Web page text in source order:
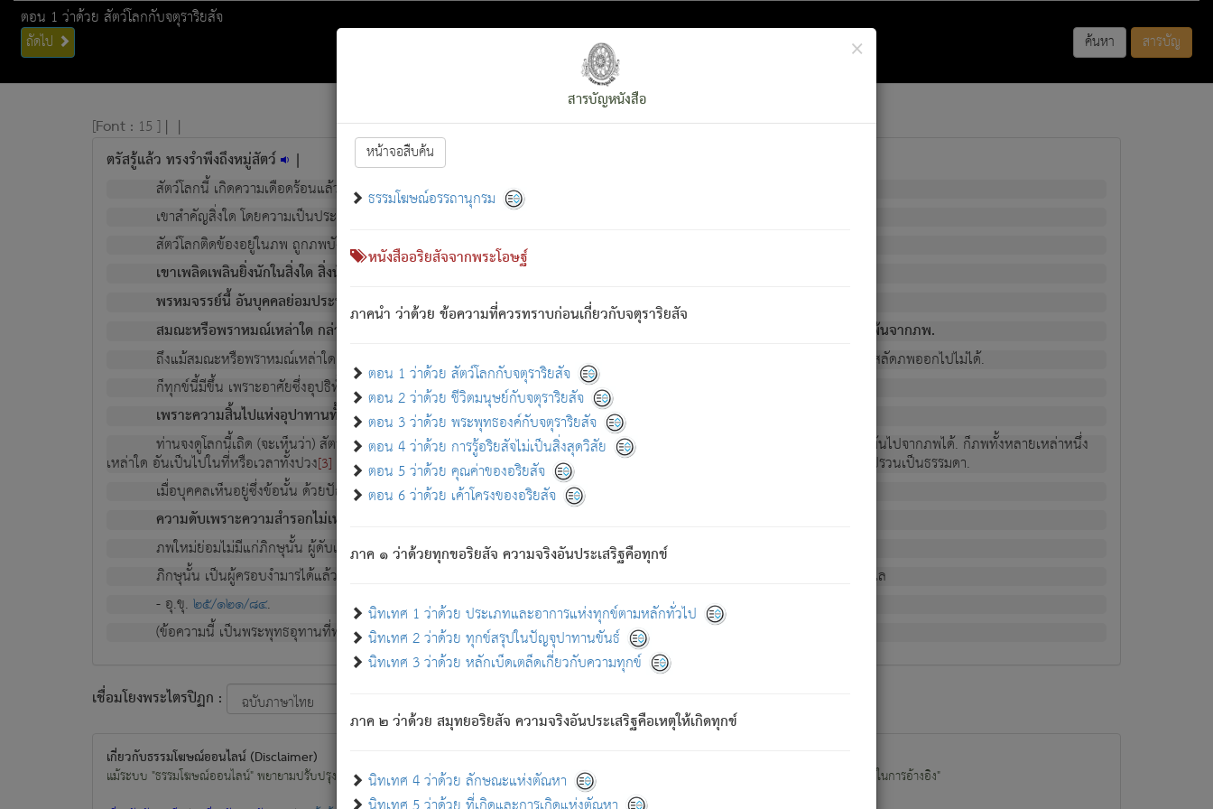
ตอน 1 ว่าด้วย สัตว์โลกกับจตุราริยสัจ
ถัดไป ค้นหา สารบัญ
×
สารบัญหนังสือ
หน้าจอสืบค้น
ธรรมโฆษณ์อรรถานุกรม
หนังสืออริยสัจจากพระโอษฐ์
ภาคนำ ว่าด้วย ข้อความที่ควรทราบก่อนเกี่ยวกับจตุราริยสัจ
ตอน 1 ว่าด้วย สัตว์โลกกับจตุราริยสัจ
ตอน 2 ว่าด้วย ชีวิตมนุษย์กับจตุราริยสัจ
ตอน 3 ว่าด้วย พระพุทธองค์กับจตุราริยสัจ
ตอน 4 ว่าด้วย การรู้อริยสัจไม่เป็นสิ่งสุดวิสัย
ตอน 5 ว่าด้วย คุณค่าของอริยสัจ
ตอน 6 ว่าด้วย เค้าโครงของอริยสัจ
ภาค ๑ ว่าด้วยทุกขอริยสัจ ความจริงอันประเสริฐคือทุกข์
นิทเทศ 1 ว่าด้วย ประเภทและอาการแห่งทุกข์ตามหลักทั่วไป
นิทเทศ 2 ว่าด้วย ทุกข์สรุปในปัญจุปาทานขันธ์
นิทเทศ 3 ว่าด้วย หลักเบ็ดเตล็ดเกี่ยวกับความทุกข์
ภาค ๒ ว่าด้วย สมุทยอริยสัจ ความจริงอันประเสริฐคือเหตุให้เกิดทุกข์
นิทเทศ 4 ว่าด้วย ลักษณะแห่งตัณหา
[Font : 15 ] | |
ตรัสรู้แล้ว ทรงรำพึงถึงหมู่สัตว์ |
สัตว์โลกนี้ เกิดความเดือดร้อนแล้ว มีผัสสะบังหน้า[1]ย่อมกล่าวซึ่งโรค (ความเสียดแทง) นั้นโดยความเป็นตัวเป็นตน
เขาสำคัญสิ่งใด โดยความเป็นประการใด แต่สิ่งนั้นย่อมเป็น (ตามที่เป็นจริง) โดยประการอื่นจากที่เขาสำคัญนั้น
สัตว์โลกติดข้องอยู่ในภพ ถูกภพบังหน้าแล้ว มีภพโดยความเป็นอย่างอื่น (จากที่มันเป็นอยู่จริง) จึงได้เพลิดเพลินยิ่งนักในภพนั้น
เขาเพลิดเพลินยิ่งนักในสิ่งใด สิ่งนั้นเป็นภัย (ที่เขาไม่รู้จัก) : เขากลัวต่อสิ่งใดสิ่งนั้นเป็นทุกข์
พรหมจรรย์นี้ อันบุคคลย่อมประพฤติ ก็เพื่อการละขาดซึ่งภพ.
สมณะหรือพราหมณ์เหล่าใด กล่าวความหลุดพ้นจากภพว่ามีได้เพราะภพ เรากล่าวว่า สมณะหรือพราหมณ์ทั้งปวงนั้น มิใช่ผู้หลดพ้นจากภพ.
ถึงแม้สมณะหรือพราหมณ์เหล่าใด กล่าวความออกไปได้จากภพ ว่ามีได้เพราะวิภพ[2]
: เรากล่าวว่า สมณะหรือพราหมณ์ทั้งปวงนั้น ก็ยังสลัดภพออกไปไม่ได้.
ก็ทุกข์นี้มีขึ้น เพราะอาศัยซึ่งอุปธิทั้งปวง.
เพราะความสิ้นไปแห่งอุปาทานทั้งปวง ความเกิดขึ้นแห่งทุกข์จึงไม่มี.
ท่านจงดูโลกนี้เถิด (จะเห็นว่า) สัตว์ทั้งหลายอันอวิชาหนาแน่นบังหนาแล้ว; และว่า สัตว์ผู้ยินดีในภพอันเป็นแล้วนั้น ย่อมไม่เป็นผู้หลุดพ้นไปจากภพได้. ก็ภพทั้งหลายเหล่าหนึ่ง
เหล่าใด อันเป็นไปในที่หรือเวลาทั้งปวง[3] เพื่อความมีแห่งประโยชน์โดยประการทั้งปวง; ภพทั้งหลายทั้งหมดนั้น ไม่เที่ยง เป็นทุกข์ มีความแปรปรวนเป็นธรรมดา.
เมื่อบุคคลเห็นอยู่ซึ่งข้อนั้น ด้วยปัญญาอันชอบตามที่เป็นจริงอย่างนี้อยู่; เขาย่อมละภวตัณหาได้ และไม่เพลิดเพลินวิภวตัณหาด้วย.
ความดับเพราะความสำรอกไม่เหลือ (แห่งภพทั้งหลาย) เพราะความสิ้นไปแห่งตัณหาโดยประการทั้งปวง นั้นคือนิพพาน.
ภพใหม่ย่อมไม่มีแก่ภิกษุนั้น ผู้ดับเย็นสนิทแล้ว เพราะไม่มีความยึดมั่น
ภิกษุนั้น เป็นผู้ครอบงำมารได้แล้ว ชนะสงครามแล้ว ก้าวล่วงภพทั้งหลายทั้งปวงได้แล้ว เป็นผู้คงที่ (คือไม่เปลี่ยนแปลงอีกต่อไป). ดังนี้แล
- อุ.ขุ.๒๕/๑๒๑/๘๔.
(ข้อความนี้ เป็นพระพุทธอุทานที่ทรงเปล่งออก ที่โคนต้นโพธิ์เป็นที่ตรัสรู้ เมื่อตรัสรู้แล้วได้ 7 วัน)
เชื่อมโยงพระไตรปิฏก :
เกี่ยวกับธรรมโฆษณ์ออนไลน์ (Disclaimer)
แม้ระบบ "ธรรมโฆษณ์ออนไลน์" พยายามปรับปรุงข้อมูลให้ถูกต้องมากที่สุด ผู้ศึกษาก็พึงตรวจสอบกับตัวเล่มหนังสือต้นฉบับ ที่มีการพิมพ์ครั้งล่าสุด ก่อนนำข้อมูลไปใช้ในการอ้างอิง"